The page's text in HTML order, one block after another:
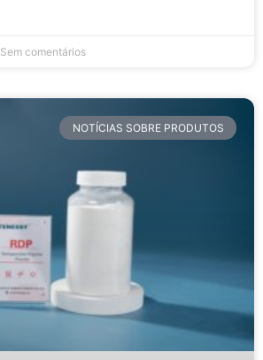
Sem comentários
NOTÍCIAS SOBRE PRODUTOS